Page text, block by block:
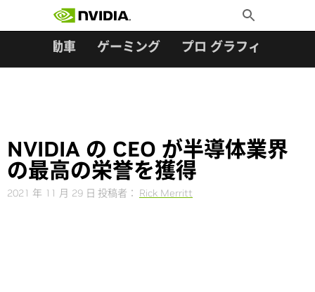
Toggle
Search
自動車 ゲーミング プロ グラフィックス
NVIDIA の CEO が半導体業界
の最高の栄誉を獲得
2021 年 11 月 29 日 投稿者： Rick Merritt